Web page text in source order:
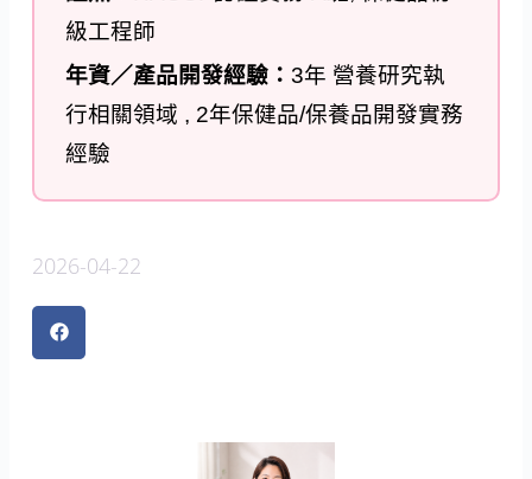
級工程師
年資／產品開發經驗：3年 營養研究執
行相關領域 , 2年保健品/保養品開發實務
經驗
2026-04-22